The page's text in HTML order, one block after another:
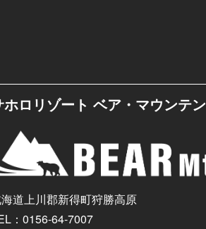
ホロリゾート ベア・マウンテン
道上川郡新得町狩勝高原
：0156-64-7007